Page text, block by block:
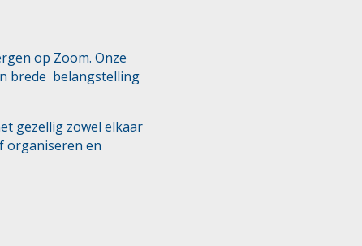
op Zoom. Onze
brede belangstelling
gezellig zowel elkaar
organiseren en